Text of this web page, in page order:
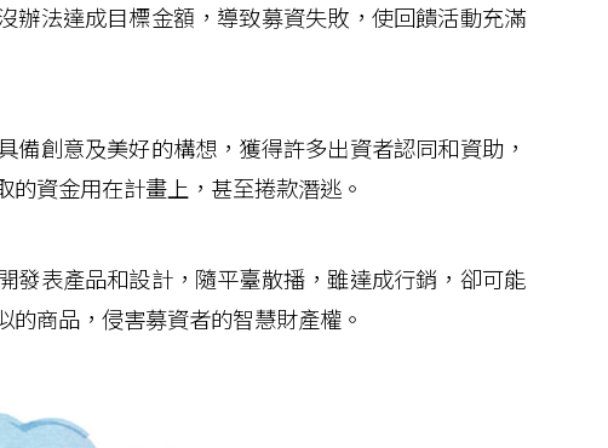
辦法達成目標金額，導致募資失敗，使回饋活動充滿
創意及美好的構想，獲得許多出資者認同和資助，
資金用在計畫上，甚至捲款潛逃。
表產品和設計，隨平臺散播，雖達成行銷，卻可能
商品，侵害募資者的智慧財產權。